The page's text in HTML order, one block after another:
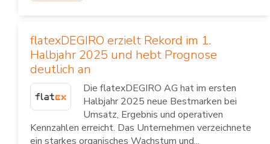
flatexDEGIRO erzielt Rekord im 1.
Halbjahr 2025 und hebt Prognose
deutlich an
Die flatexDEGIRO AG hat im ersten
Halbjahr 2025 neue Bestmarken bei
Umsatz, Ergebnis und operativen
Kennzahlen erreicht. Das Unternehmen verzeichnete
ein starkes organisches Wachstum und...